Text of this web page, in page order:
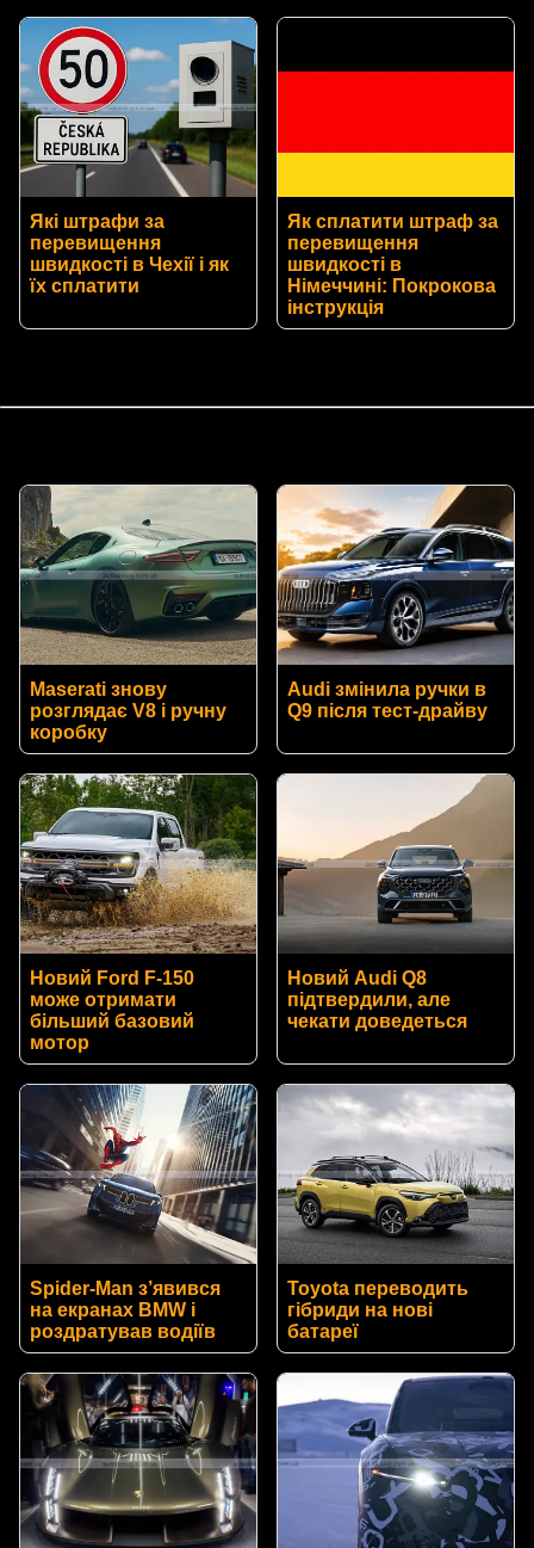
Які штрафи за
перевищення
швидкості в Чехії і як
їх сплатити
Як сплатити штраф за
перевищення
швидкості в
Німеччині: Покрокова
інструкція
Maserati знову
розглядає V8 і ручну
коробку
Audi змінила ручки в
Q9 після тест-драйву
Новий Ford F-150
може отримати
більший базовий
мотор
Новий Audi Q8
підтвердили, але
чекати доведеться
Spider-Man з’явився
на екранах BMW і
роздратував водіїв
Toyota переводить
гібриди на нові
батареї